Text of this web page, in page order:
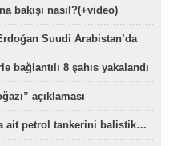
bakışı nasıl?(+video)
Suudi Arabistan’da
bağlantılı 8 şahıs yakalandı
açıklaması
ait petrol tankerini balistik…